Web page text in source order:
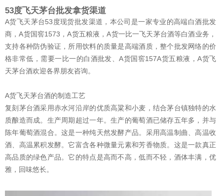
53度飞天茅台批发拿货渠道
A货飞天茅台53度现货批发渠道，本公司是一家专业的高端白酒批发
商，A货国窖1573，A货五粮液，A货一比一飞天茅台酒等白酒业务，
支持各种防伪验证，所用饮料的质量是高端酒质，整个批发网络的价
格非常低，需要一比一的白酒批发、A货国窖157A货五粮液，A货飞
天茅台酒欢迎各界朋友咨询。
A货飞天茅台酒的制造工艺
复刻茅台酒采用赤水河沿岸的优质高粱和小麦，结合茅台镇独特的水
质酿造而成。生产周期超过一年。生产的葡萄酒已储存五年多，并与
陈年葡萄酒混合。这是一种纯天然发酵产品。采用高温制曲、高温收
酒、高温累积发酵。它富含各种微量元素和芳香物质。这是一款真正
高品质的绿色产品。它的特点是高而不高，低而不轻，酒体丰满，优
雅，回味悠长。